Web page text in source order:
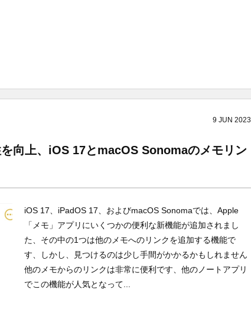
9 JUN 2023
向上、iOS 17とmacOS Sonomaのメモリン
iOS 17、iPadOS 17、およびmacOS Sonomaでは、Apple
「メモ」アプリにいくつかの便利な新機能が追加されまし
た、その中の1つは他のメモへのリンクを追加する機能で
す、しかし、見つけるのは少し手間がかかるかもしれません
他のメモからのリンクは非常に便利です、他のノートアプリ
でこの機能が人気となって...